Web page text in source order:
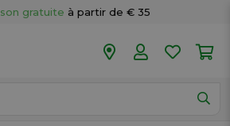
gratuite à partir de € 35
50 magasins